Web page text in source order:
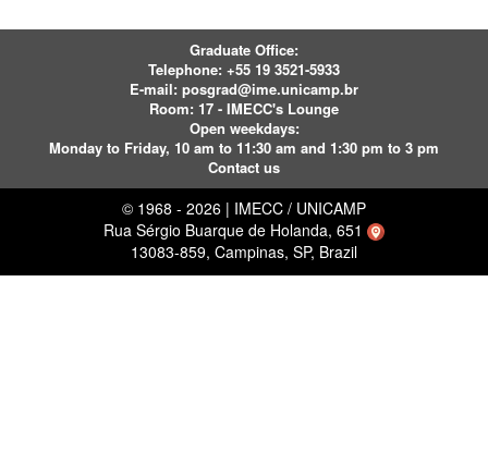
Graduate Office:
Telephone: +55 19 3521-5933
E-mail: posgrad@ime.unicamp.br
Room: 17 - IMECC's Lounge
Open weekdays:
Monday to Friday, 10 am to 11:30 am and 1:30 pm to 3 pm
Contact us
© 1968 - 2026 | IMECC / UNICAMP
Rua Sérgio Buarque de Holanda, 651
13083-859, Campinas, SP, Brazil